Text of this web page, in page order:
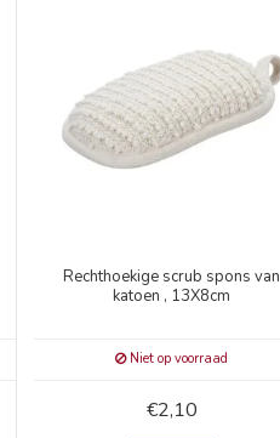
Rechthoekige scrub spons van
katoen , 13X8cm
Niet op voorraad
€2,10